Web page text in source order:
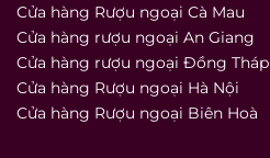
Cửa hàng Rượu ngoại Cà Mau
Cửa hàng rượu ngoại An Giang
Cửa hàng rượu ngoại Đồng Tháp
Cửa hàng Rượu ngoại Hà Nội
Cửa hàng Rượu ngoại Biên Hoà